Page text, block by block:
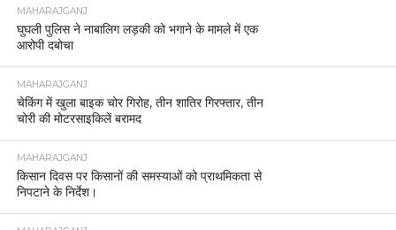
MAHARAJGANJ
घुघली पुलिस ने नाबालिग लड़की को भगाने के मामले में एक
आरोपी दबोचा
MAHARAJGANJ
चेकिंग में खुला बाइक चोर गिरोह, तीन शातिर गिरफ्तार, तीन
चोरी की मोटरसाइकिलें बरामद
MAHARAJGANJ
किसान दिवस पर किसानों की समस्याओं को प्राथमिकता से
निपटाने के निर्देश।